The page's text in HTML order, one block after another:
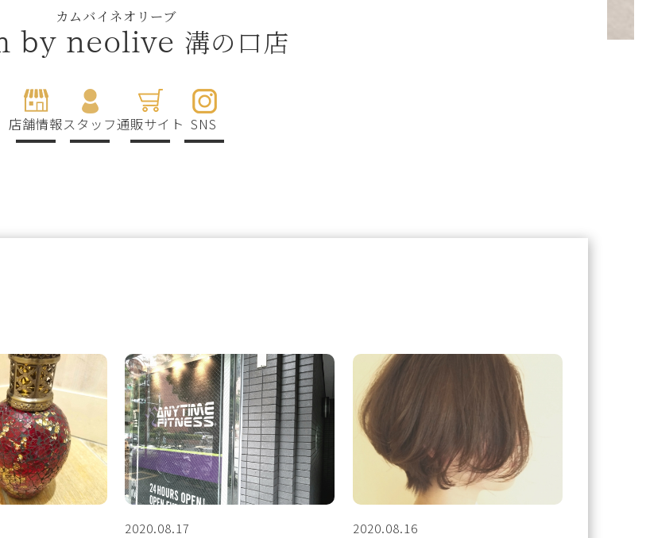
カムバイネオリーブ
by neolive 溝の口店
店舗情報スタッフ通販サイト SNS
2020.08.17 2020.08.16